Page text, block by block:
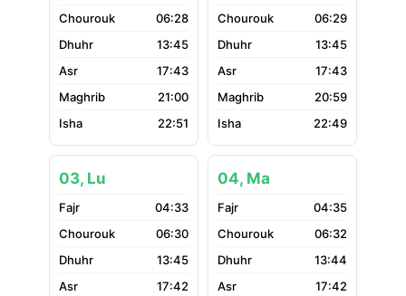
06:28
13:45
17:43
21:00
22:51
06:29
13:45
17:43
20:59
22:49
03, Lu
04:33
06:30
13:45
17:42
04, Ma
04:35
06:32
13:44
17:42